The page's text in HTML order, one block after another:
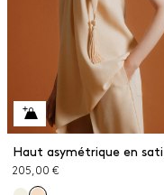
205,00 €